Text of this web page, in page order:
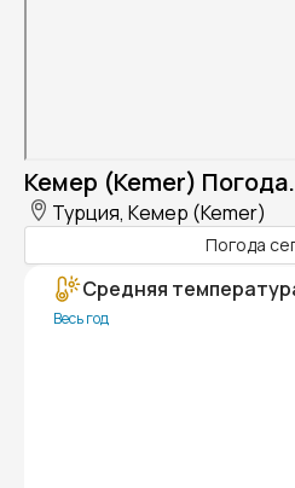
Кемер (Kemer) Погода.
Турция, Кемер (Kemer)
Погода
Средняя
Весь год